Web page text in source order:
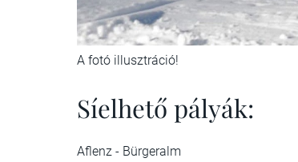
A fotó illusztráció!
Síelhető pályák:
Aflenz - Bürgeralm